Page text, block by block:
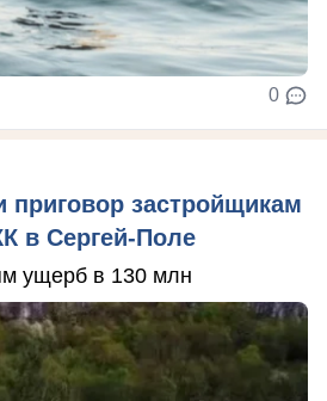
0
застройщикам
в Сергей-Поле
ущерб в 130 млн